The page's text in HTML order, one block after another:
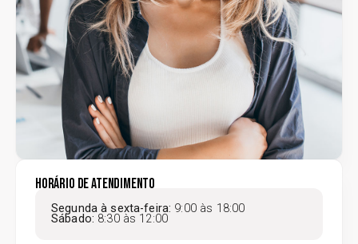
Horário de atendimento
Segunda à sexta-feira: 9:00 às 18:00
Sábado: 8:30 às 12:00